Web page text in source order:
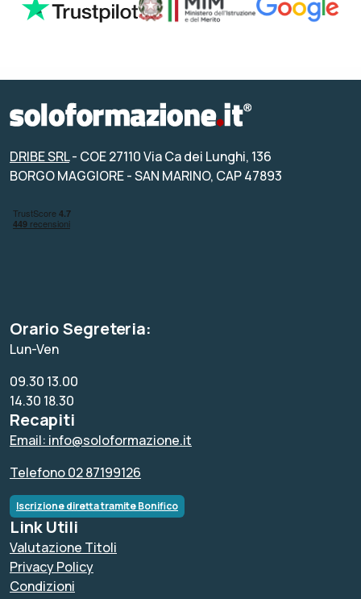
DRIBE SRL- COE 27110 Via Ca dei Lunghi, 136
BORGO MAGGIORE - SAN MARINO, CAP 47893
Orario Segreteria:
Lun-Ven
09.30 13.00
14.30 18.30
Recapiti
Email: info@soloformazione.it
Telefono 02 87199126
Iscrizione diretta tramite Bonifico
Link Utili
Valutazione Titoli
Privacy Policy
Condizioni